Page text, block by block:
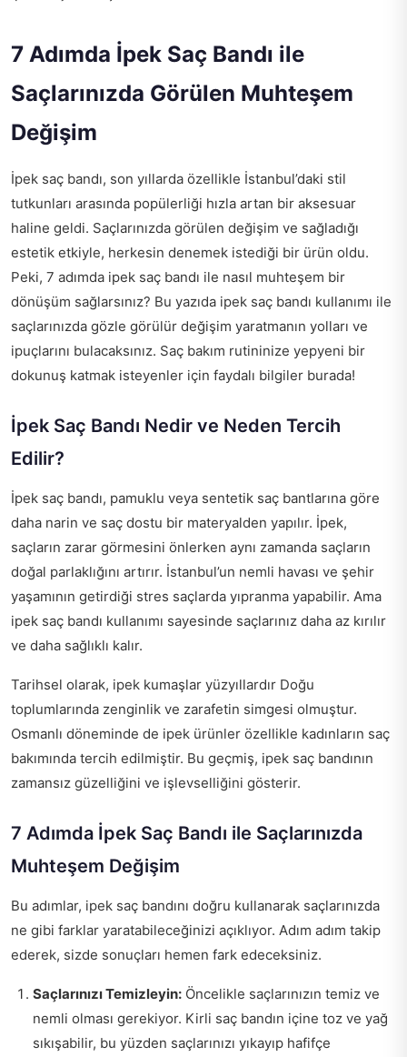
7 Adımda İpek Saç Bandı ile
Saçlarınızda Görülen Muhteşem
Değişim
İpek saç bandı, son yıllarda özellikle İstanbul’daki stil
tutkunları arasında popülerliği hızla artan bir aksesuar
haline geldi. Saçlarınızda görülen değişim ve sağladığı
estetik etkiyle, herkesin denemek istediği bir ürün oldu.
Peki, 7 adımda ipek saç bandı ile nasıl muhteşem bir
dönüşüm sağlarsınız? Bu yazıda ipek saç bandı kullanımı ile
saçlarınızda gözle görülür değişim yaratmanın yolları ve
ipuçlarını bulacaksınız. Saç bakım rutininize yepyeni bir
dokunuş katmak isteyenler için faydalı bilgiler burada!
İpek Saç Bandı Nedir ve Neden Tercih
Edilir?
İpek saç bandı, pamuklu veya sentetik saç bantlarına göre
daha narin ve saç dostu bir materyalden yapılır. İpek,
saçların zarar görmesini önlerken aynı zamanda saçların
doğal parlaklığını artırır. İstanbul’un nemli havası ve şehir
yaşamının getirdiği stres saçlarda yıpranma yapabilir. Ama
ipek saç bandı kullanımı sayesinde saçlarınız daha az kırılır
ve daha sağlıklı kalır.
Tarihsel olarak, ipek kumaşlar yüzyıllardır Doğu
toplumlarında zenginlik ve zarafetin simgesi olmuştur.
Osmanlı döneminde de ipek ürünler özellikle kadınların saç
bakımında tercih edilmiştir. Bu geçmiş, ipek saç bandının
zamansız güzelliğini ve işlevselliğini gösterir.
7 Adımda İpek Saç Bandı ile Saçlarınızda
Muhteşem Değişim
Bu adımlar, ipek saç bandını doğru kullanarak saçlarınızda
ne gibi farklar yaratabileceğinizi açıklıyor. Adım adım takip
ederek, sizde sonuçları hemen fark edeceksiniz.
Saçlarınızı Temizleyin: Öncelikle saçlarınızın temiz ve
nemli olması gerekiyor. Kirli saç bandın içine toz ve yağ
sıkışabilir, bu yüzden saçlarınızı yıkayıp hafifçe